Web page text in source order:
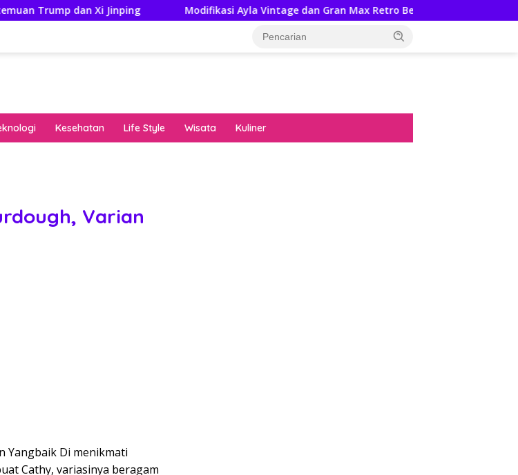
Xi Jinping Modifikasi Ayla Vintage dan Gran Max Retro Bersama Sebab Itu Hadiah Undian
Kesehatan Life Style Wisata Kuliner
Varian
Yangbaik Di menikmati
Cathy, variasinya beragam